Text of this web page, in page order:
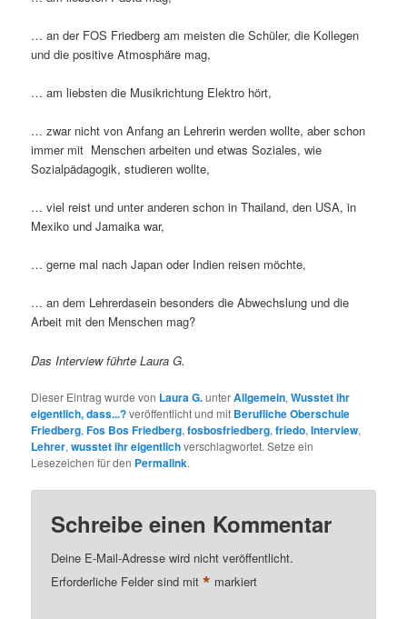
… an der FOS Friedberg am meisten die Schüler, die Kollegen
und die positive Atmosphäre mag,
… am liebsten die Musikrichtung Elektro hört,
… zwar nicht von Anfang an Lehrerin werden wollte, aber schon
immer mit Menschen arbeiten und etwas Soziales, wie
Sozialpädagogik, studieren wollte,
… viel reist und unter anderen schon in Thailand, den USA, in
Mexiko und Jamaika war,
… gerne mal nach Japan oder Indien reisen möchte,
… an dem Lehrerdasein besonders die Abwechslung und die
Arbeit mit den Menschen mag?
Das Interview führte Laura G.
Dieser Eintrag wurde von Laura G.unterAllgemein,Wusstet ihr
eigentlich, dass...?veröffentlicht und mit Berufliche Oberschule
Friedberg,Fos Bos Friedberg,fosbosfriedberg,friedo,Interview,
Lehrer,wusstet ihr eigentlichverschlagwortet. Setze ein
Lesezeichen für den Permalink.
Schreibe einen Kommentar
Deine E-Mail-Adresse wird nicht veröffentlicht.
Erforderliche Felder sind mit* markiert